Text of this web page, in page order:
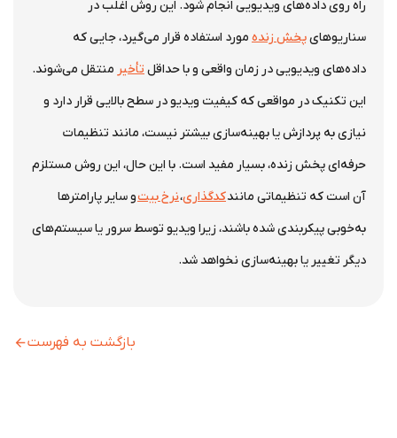
راه روی داده‌های ویدیویی انجام شود. این روش اغلب در
سناریوهایپخش زنده مورد استفاده قرار می‌گیرد، جایی که
داده‌های ویدیویی در زمان واقعی و با حداقل تأخیر منتقل می‌شوند.
این تکنیک در مواقعی که کیفیت ویدیو در سطح بالایی قرار دارد و
نیازی به پردازش یا بهینه‌سازی بیشتر نیست، مانند تنظیمات
حرفه‌ای پخش زنده، بسیار مفید است. با این حال، این روش مستلزم
آن است که تنظیماتی مانندکدگذاری،نرخ بیتو سایر پارامترها
به‌خوبی پیکربندی شده باشند، زیرا ویدیو توسط سرور یا سیستم‌های
دیگر تغییر یا بهینه‌سازی نخواهد شد.
بازگشت به فهرست